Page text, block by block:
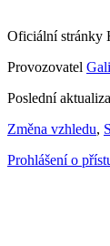
Oficiální stránky
Provozovatel
Poslední
Změna vzhledu,
Prohlášení o